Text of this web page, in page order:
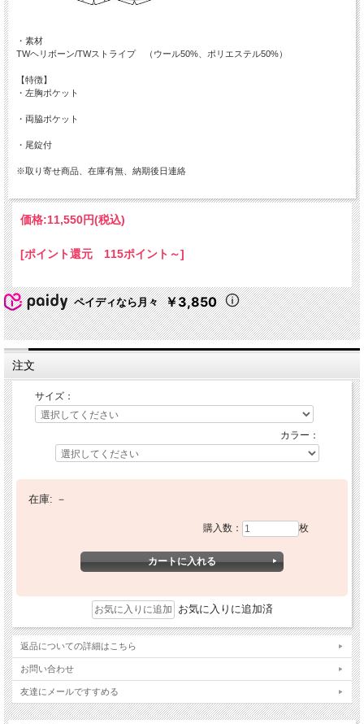
・素材
TWヘリボーン/TWストライプ （ウール50%、ポリエステル50%）
【特徴】
・左胸ポケット
・両脇ポケット
・尾錠付
※取り寄せ商品、在庫有無、納期後日連絡
価格:11,550円(税込)
[ポイント還元 115ポイント～]
ペイディなら月々 ￥3,850
注文
サイズ：
カラー：
在庫: －
購入数： 枚
お気に入りに追加済
返品についての詳細はこちら
お問い合わせ
友達にメールですすめる